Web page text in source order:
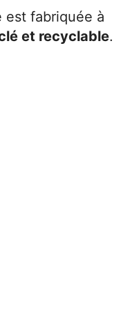
est fabriquée à
et recyclable.